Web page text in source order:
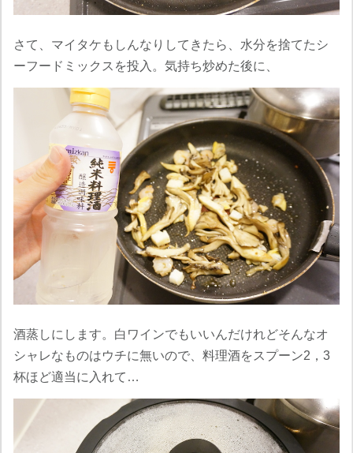
さて、マイタケもしんなりしてきたら、水分を捨てたシ
ーフードミックスを投入。気持ち炒めた後に、
酒蒸しにします。白ワインでもいいんだけれどそんなオ
シャレなものはウチに無いので、料理酒をスプーン2，3
杯ほど適当に入れて…